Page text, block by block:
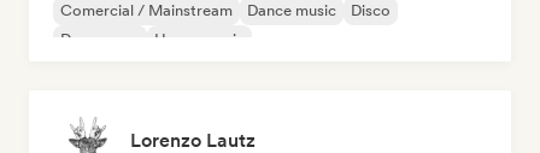
Comercial / Mainstream
Dance music
Disco
Dream pop
House music
Lorenzo Lautz